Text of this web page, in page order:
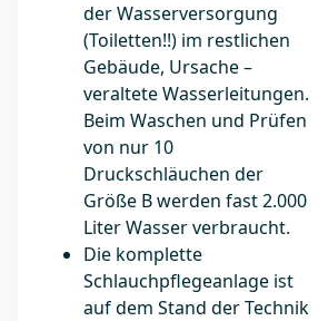
der Wasserversorgung
(Toiletten!!) im restlichen
Gebäude, Ursache –
veraltete Wasserleitungen.
Beim Waschen und Prüfen
von nur 10
Druckschläuchen der
Größe B werden fast 2.000
Liter Wasser verbraucht.
Die komplette
Schlauchpflegeanlage ist
auf dem Stand der Technik